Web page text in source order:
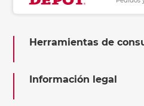
Herramientas de
Información legal